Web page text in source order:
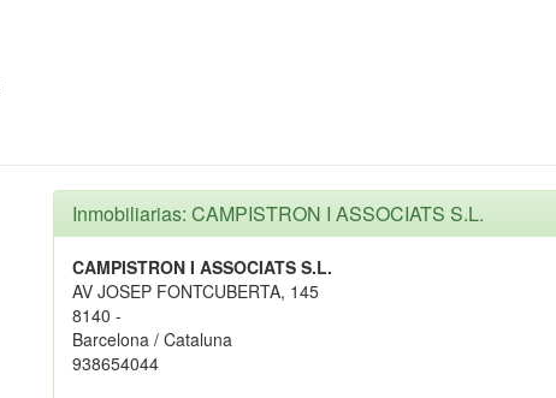
Inmobiliarias: CAMPISTRON I ASSOCIATS S.L.
CAMPISTRON I ASSOCIATS S.L.
AV JOSEP FONTCUBERTA, 145
8140 -
Barcelona / Cataluna
938654044